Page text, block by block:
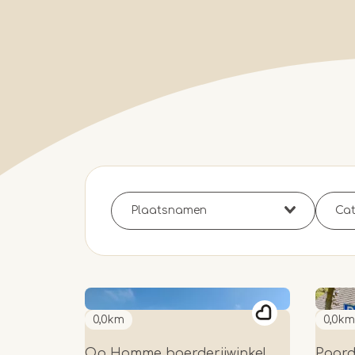
0,0km 0,0km